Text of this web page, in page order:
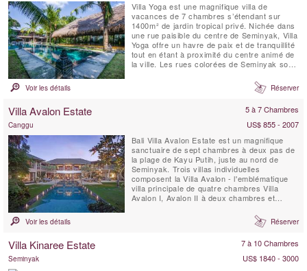
Villa Yoga est une magnifique villa de
vacances de 7 chambres s’étendant sur
1400m² de jardin tropical privé. Nichée dans
une rue paisible du centre de Seminyak, Villa
Yoga offre un havre de paix et de tranquillité
tout en étant à proximité du centre animé de
la ville. Les rues colorées de Seminyak sont
boutiques, spas, restaurants et cafés. La
plage, bordée de bars décontractés et de
Voir les détails Réserver
Villa Avalon Estate 5 à 7 Chambres
Canggu
US$ 855 - 2007
Bali Villa Avalon Estate est un magnifique
sanctuaire de sept chambres à deux pas de
la plage de Kayu Putih, juste au nord de
Seminyak. Trois villas individuelles
composent la Villa Avalon - l'emblématique
villa principale de quatre chambres Villa
Avalon I, Avalon II à deux chambres et
dans de magnifiques jardins paysagers avec
piscine privée.La villa est à seulement trois
Voir les détails Réserver
Villa Kinaree Estate 7 à 10 Chambres
Seminyak
US$ 1840 - 3000